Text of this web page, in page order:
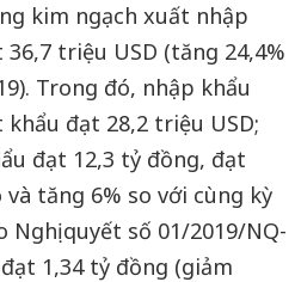
kim ngạch xuất nhập
triệu USD (tăng 24,4%
Trong đó, nhập khẩu
đạt 28,2 triệu USD;
đạt 12,3 tỷ đồng, đạt
tăng 6% so với cùng kỳ
quyết số 01/2019/NQ-
1,34 tỷ đồng (giảm